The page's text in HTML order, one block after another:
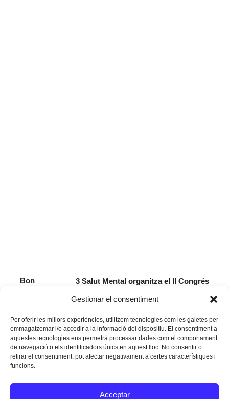
Gestionar el consentiment
Per oferir les millors experiències, utilitzem tecnologies com les galetes per
emmagatzemar i/o accedir a la informació del dispositiu. El consentiment a
aquestes tecnologies ens permetrà processar dades com el comportament
de navegació o els identificadors únics en aquest lloc. No consentir o
retirar el consentiment, pot afectar negativament a certes característiques i
funcions.
Acceptar
Bon
3 Salut Mental organitza el II Congrés
Instagram
Facebook
Twitter
Texts Legals